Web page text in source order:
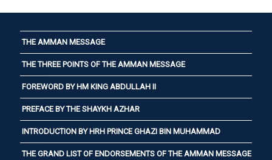
THE AMMAN MESSAGE
THE THREE POINTS OF THE AMMAN MESSAGE
FOREWORD BY HM KING ABDULLAH II
PREFACE BY THE SHAYKH AZHAR
INTRODUCTION BY HRH PRINCE GHAZI BIN MUHAMMAD
THE GRAND LIST OF ENDORSEMENTS OF THE AMMAN MESSAGE